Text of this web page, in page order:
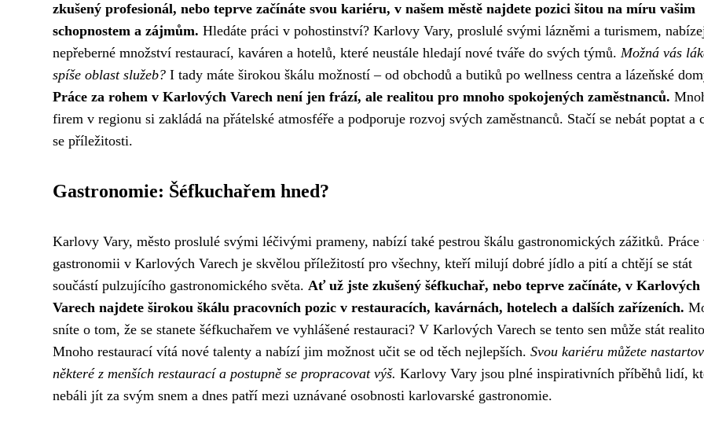
zkušený profesionál, nebo teprve začínáte svou kariéru, v našem městě najdete pozici šitou na míru vašim
schopnostem a zájmům. Hledáte práci v pohostinství? Karlovy Vary, proslulé svými lázněmi a turismem,
nepřeberné množství restaurací, kaváren a hotelů, které neustále hledají nové tváře do svých týmů. Možná vás
spíše oblast služeb? I tady máte širokou škálu možností – od obchodů a butiků po wellness centra a lázeňské
Práce za rohem v Karlových Varech není jen frází, ale realitou pro mnoho spokojených zaměstnanců.
firem v regionu si zakládá na přátelské atmosféře a podporuje rozvoj svých zaměstnanců. Stačí se nebát poptat a
se příležitosti.
Gastronomie: Šéfkuchařem hned?
Karlovy Vary, město proslulé svými léčivými prameny, nabízí také pestrou škálu gastronomických zážitků. Práce
gastronomii v Karlových Varech je skvělou příležitostí pro všechny, kteří milují dobré jídlo a pití a chtějí se stát
součástí pulzujícího gastronomického světa. Ať už jste zkušený šéfkuchař, nebo teprve začínáte, v Karlových
Varech najdete širokou škálu pracovních pozic v restauracích, kavárnách, hotelech a dalších zařízeních.
sníte o tom, že se stanete šéfkuchařem ve vyhlášené restauraci? V Karlových Varech se tento sen může stát
Mnoho restaurací vítá nové talenty a nabízí jim možnost učit se od těch nejlepších. Svou kariéru můžete
některé z menších restaurací a postupně se propracovat výš. Karlovy Vary jsou plné inspirativních příběhů lidí,
nebáli jít za svým snem a dnes patří mezi uznávané osobnosti karlovarské gastronomie.